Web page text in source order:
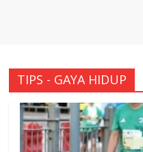
TIPS - GAYA HIDUP